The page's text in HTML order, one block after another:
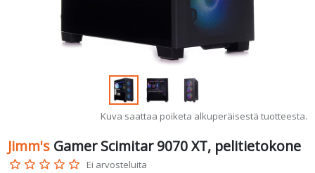
Kuva saattaa poiketa alkuperäisestä tuotteesta.
Jimm's Gamer Scimitar 9070 XT, pelitietokone
star_border star_border star_border star_border star_border Ei arvosteluita